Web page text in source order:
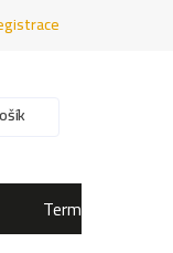
Termotašky